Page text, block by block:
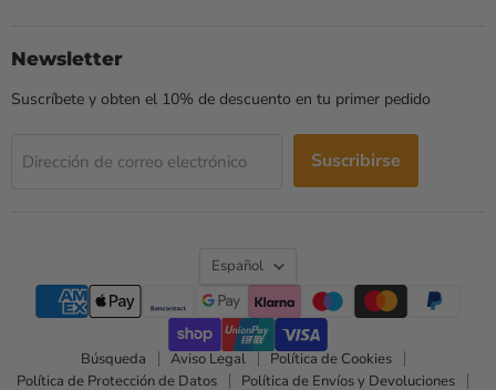
Newsletter
Suscríbete y obten el 10% de descuento en tu primer pedido
Dirección de correo electrónico Suscribirse
Idioma
Español
Búsqueda Aviso Legal
Política de Cookies
Política de Protección de Datos
Política de Envíos y Devoluciones